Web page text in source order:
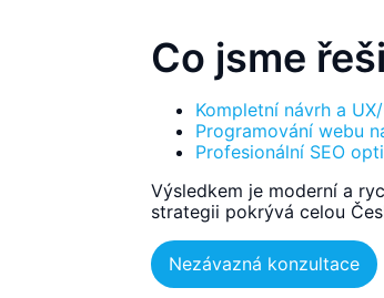
Co jsme
Kompletní návrh a
Programování webu
Profesionální SEO
Výsledkem je moderní a
strategii pokrývá celou
Nezávazná konzultace